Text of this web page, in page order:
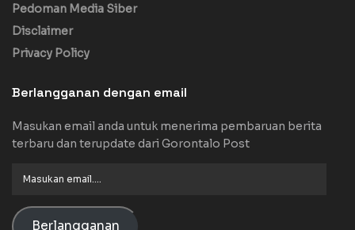
Pedoman Media Siber
Disclaimer
Privacy Policy
Berlangganan dengan email
Masukan email anda untuk menerima pembaruan berita
terbaru dan terupdate dari Gorontalo Post
Berlangganan